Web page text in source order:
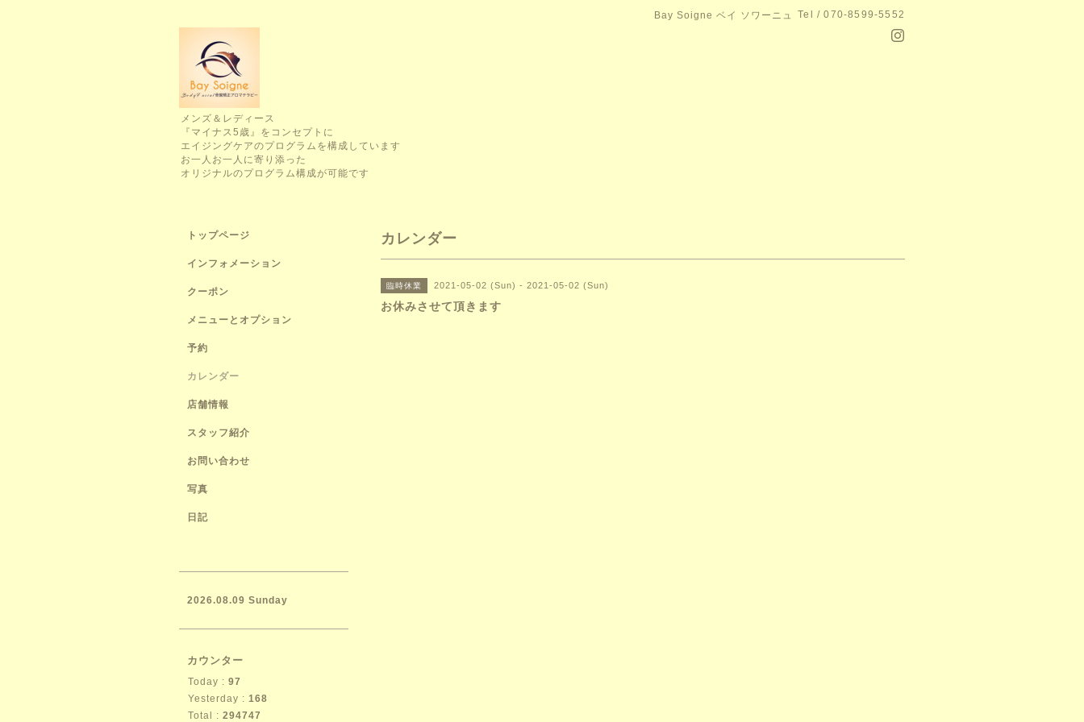
Bay Soigne ベイ ソワーニュ Tel / 070-8599-5552
メンズ＆レディース
『マイナス5歳』をコンセプトに
エイジングケアのプログラムを構成しています
お一人お一人に寄り添った
オリジナルのプログラム構成が可能です
カレンダー
臨時休業 2021-05-02 (Sun) - 2021-05-02 (Sun)
お休みさせて頂きます
トップページ
インフォメーション
クーポン
メニューとオプション
予約
カレンダー
店舗情報
スタッフ紹介
お問い合わせ
写真
日記
2026.08.09 Sunday
カウンター
Today : 97
Yesterday : 168
Total : 294747